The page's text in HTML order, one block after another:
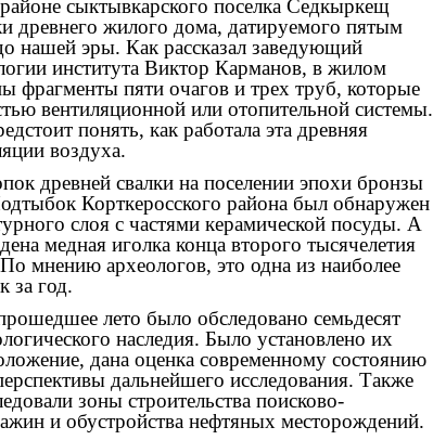
сыктывкарского поселка Седкыркещ
древнего жилого дома, датируемого пятым
нашей эры. Как рассказал заведующий
института Виктор Карманов, в жилом
фрагменты пяти очагов и трех труб, которые
вентиляционной или отопительной системы.
понять, как работала эта древняя
воздуха.
древней свалки на поселении эпохи бронзы
Корткеросского района был обнаружен
слоя с частями керамической посуды. А
медная иголка конца второго тысячелетия
мнению археологов, это одна из наиболее
за год.
лето было обследовано семьдесят
наследия. Было установлено их
дана оценка современному состоянию
дальнейшего исследования. Также
зоны строительства поисково-
и обустройства нефтяных месторождений.